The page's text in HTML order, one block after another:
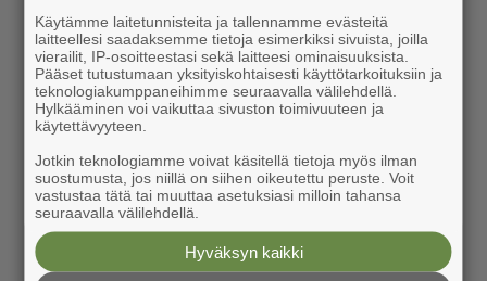
Käytämme laitetunnisteita ja tallennamme evästeitä
laitteellesi saadaksemme tietoja esimerkiksi sivuista, joilla
vierailit, IP-osoitteestasi sekä laitteesi ominaisuuksista.
Pääset tutustumaan yksityiskohtaisesti käyttötarkoituksiin ja
teknologiakumppaneihimme seuraavalla välilehdellä.
Hylkääminen voi vaikuttaa sivuston toimivuuteen ja
käytettävyyteen.
Jotkin teknologiamme voivat käsitellä tietoja myös ilman
suostumusta, jos niillä on siihen oikeutettu peruste. Voit
vastustaa tätä tai muuttaa asetuksiasi milloin tahansa
seuraavalla välilehdellä.
Hyväksyn kaikki